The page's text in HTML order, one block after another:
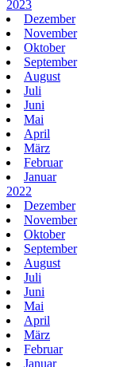
2023
Dezember
November
Oktober
September
August
Juli
Juni
Mai
April
März
Februar
Januar
2022
Dezember
November
Oktober
September
August
Juli
Juni
Mai
April
März
Februar
Januar